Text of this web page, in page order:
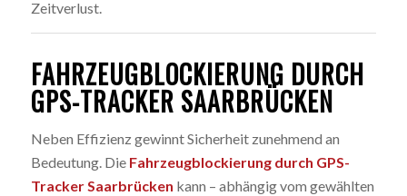
Zeitverlust.
FAHRZEUGBLOCKIERUNG DURCH
GPS-TRACKER SAARBRÜCKEN
Neben Effizienz gewinnt Sicherheit zunehmend an
Bedeutung. Die Fahrzeugblockierung durch GPS-
Tracker Saarbrücken kann – abhängig vom gewählten